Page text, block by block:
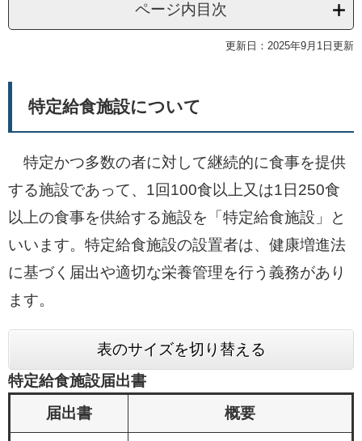
へ
ページ内目次
更新日：2025年9月1日更新
特定給食施設について
特定かつ多数の者に対して継続的に食事を提供
する施設であって、1回100食以上又は1日250食
以上の食事を供給する施設を「特定給食施設」と
いいます。特定給食施設の設置者は、健康増進法
に基づく届出や適切な栄養管理を行う義務があり
ます。
表のサイズを切り替える
特定給食施設届出書
届出書
概要